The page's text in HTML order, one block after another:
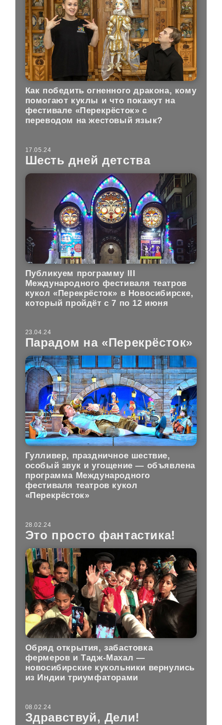
Как победить огненного дракона, кому
помогают куклы и что покажут на
фестивале «Перекрёсток» с
переводом на жестовый язык?
17.05.24
Шесть дней детства
Публикуем программу III
Международного фестиваля театров
кукол «Перекрёсток» в Новосибирске,
который пройдёт с 7 по 12 июня
23.04.24
Парадом на «Перекрёсток»
Гулливер, праздничное шествие,
особый звук и угощение — объявлена
программа Международного
фестиваля театров кукол
«Перекрёсток»
28.02.24
Это просто фантастика!
Обряд открытия, забастовка
фермеров и Тадж-Махал —
новосибирские кукольники вернулись
из Индии триумфаторами
08.02.24
Здравствуй, Дели!